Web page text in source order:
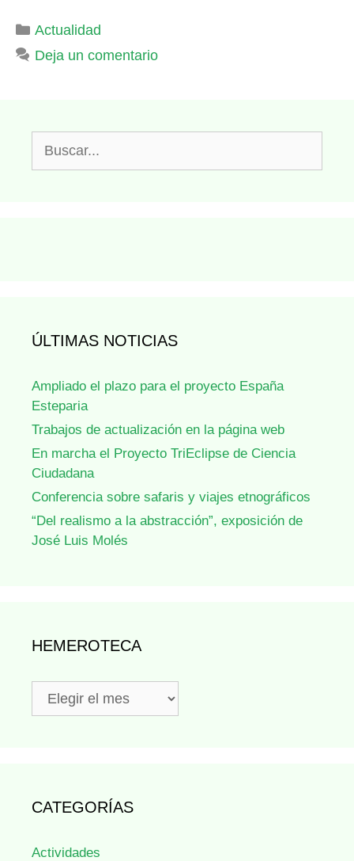
Categorías
Actualidad
Deja un comentario
ÚLTIMAS NOTICIAS
Ampliado el plazo para el proyecto España
Esteparia
Trabajos de actualización en la página web
En marcha el Proyecto TriEclipse de Ciencia
Ciudadana
Conferencia sobre safaris y viajes etnográficos
“Del realismo a la abstracción”, exposición de
José Luis Molés
HEMEROTECA
Hemeroteca
CATEGORÍAS
Actividades